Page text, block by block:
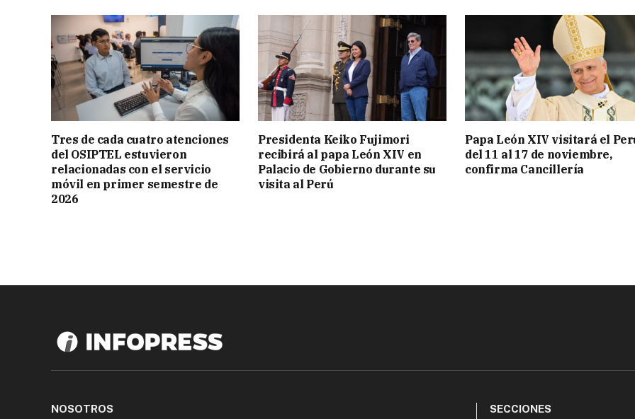
Tres de cada cuatro atenciones
del OSIPTEL estuvieron
relacionadas con el servicio
móvil en primer semestre de
2026
Presidenta Keiko Fujimori
recibirá al papa León XIV en
Palacio de Gobierno durante su
visita al Perú
Papa León XIV visitará el
del 11 al 17 de noviembre,
confirma Cancillería
NOSOTROS SECCIONES